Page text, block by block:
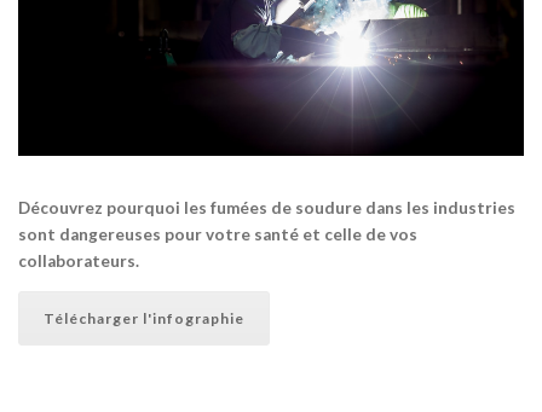
Découvrez pourquoi les fumées de soudure dans les industries
sont dangereuses pour votre santé et celle de vos
collaborateurs.
Télécharger l'infographie